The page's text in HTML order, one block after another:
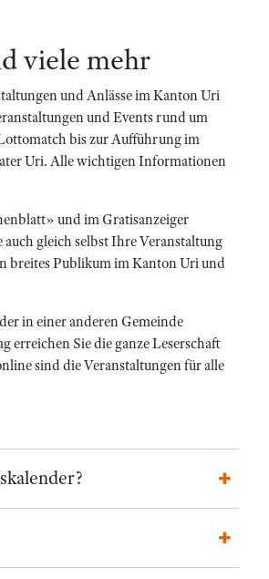
viele mehr
und Anlässe im Kanton Uri
und Events rund um
bis zur Aufführung im
Uri. Alle wichtigen Informationen
und im Gratisanzeiger
gleich selbst Ihre Veranstaltung
breites Publikum im Kanton Uri und
in einer anderen Gemeinde
Sie die ganze Leserschaft
sind die Veranstaltungen für alle